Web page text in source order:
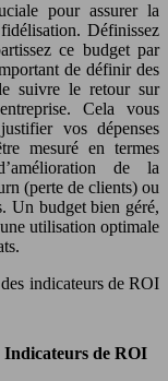
pour assurer la
Définissez
ce budget par
de définir des
suivre le retour sur
Cela vous
vos dépenses
mesuré en termes
de la
(perte de clients) ou
Un budget bien géré,
utilisation optimale
indicateurs de ROI
Indicateurs de ROI